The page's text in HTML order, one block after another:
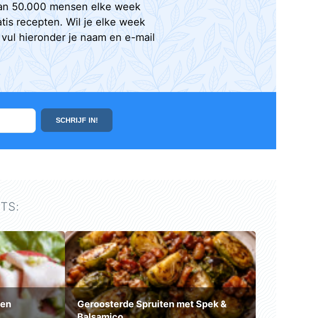
50.000 mensen elke week
recepten. Wil je elke week
hieronder je naam en e-mail
Geroosterde Spruiten met Spek &